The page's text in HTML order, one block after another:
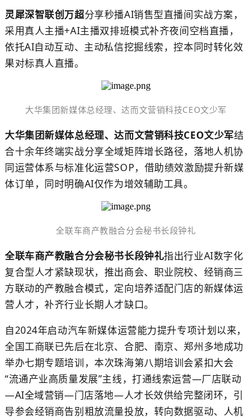
灵犀深智联创万超分享秒播AI销售型直播间实战方案，
采用真人主播+AI主播双排班模式补齐夜间空档直播，
依托AI自动互动、主动私信挖掘线索，控本同时转化效
果对标真人直播。
大华集团新媒体总经理、达而文营销科技CEO文少军
大华集团新媒体总经理、达而文营销科技CEO文少军结
合十余年终端实战分享全域矩阵增长路径，落地人机协
同运营体系与标准化运营SOP，借助绩效激励提升新媒
体订单，同时明确AI仅作为增效辅助工具。
全联车商产教融合分会秘书长段钟礼
全联车商产教融合分会秘书长段钟礼指出行业AI数字化
复合型人才紧缺现状，推出商会、职业院校、经销商三
方联动的产教融合模式，定向培养适配门店的新媒体运
营人才，补齐行业长期人才缺口。
自2024年启动汽车新媒体运营能力提升专项计划以来，
全国工商联已先后在北京、合肥、南京、郑州多地成功
举办七期专题培训，本次珠海第八期培训会紧扣大会
“流通产业高质量发展”主线，打通线索运营—厂店联动
—AI全域营销—门店落地—人才长效供给完整闭环，引
导参会经销商告别粗放流量投放，转向数据驱动、人机